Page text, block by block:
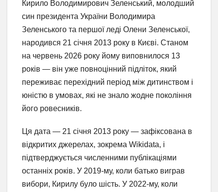
Кирило Володимирович Зеленський, молодший
син президента України Володимира
Зеленського та першої леді Олени Зеленської,
народився 21 січня 2013 року в Києві. Станом
на червень 2026 року йому виповнилося 13
років — він уже повноцінний підліток, який
переживає перехідний період між дитинством і
юністю в умовах, які не знало жодне покоління
його ровесників.
Ця дата — 21 січня 2013 року — зафіксована в
відкритих джерелах, зокрема Wikidata, і
підтверджується численними публікаціями
останніх років. У 2019-му, коли батько виграв
вибори, Кирилу було шість. У 2022-му, коли